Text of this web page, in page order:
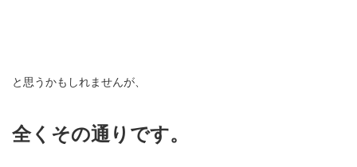
と思うかもしれませんが、
全くその通りです。